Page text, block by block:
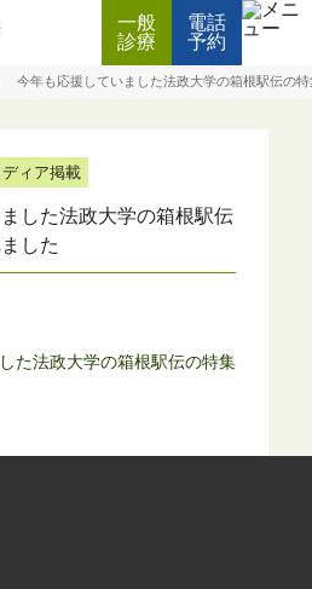
一般
診療
Web
診療予約
電話
予約
今年も応援していました法政大学の箱根駅伝の
ディア掲載
した法政大学の箱根駅伝
した
た法政大学の箱根駅伝の特集